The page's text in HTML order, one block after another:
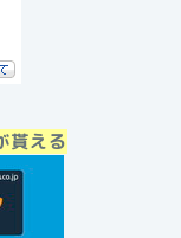
貰える